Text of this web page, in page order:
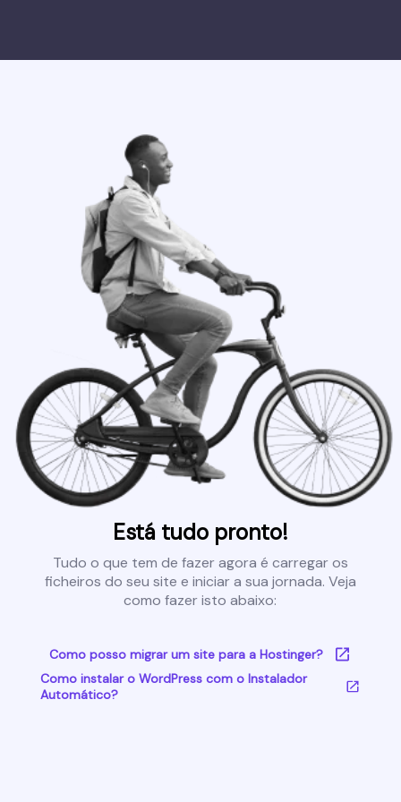
Está tudo pronto!
Tudo o que tem de fazer agora é carregar os
ficheiros do seu site e iniciar a sua jornada. Veja
como fazer isto abaixo:
Como posso migrar um site para a Hostinger?
Como instalar o WordPress com o Instalador
Automático?